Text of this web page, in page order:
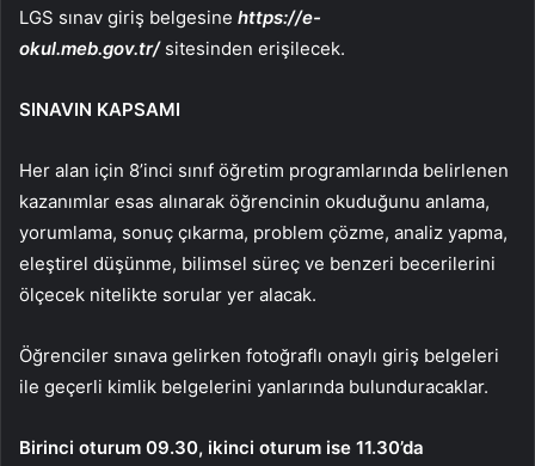
LGS sınav giriş belgesine https://e-
okul.meb.gov.tr/sitesinden erişilecek.
SINAVIN KAPSAMI
Her alan için 8’inci sınıf öğretim programlarında belirlenen
kazanımlar esas alınarak öğrencinin okuduğunu anlama,
yorumlama, sonuç çıkarma, problem çözme, analiz yapma,
eleştirel düşünme, bilimsel süreç ve benzeri becerilerini
ölçecek nitelikte sorular yer alacak.
Öğrenciler sınava gelirken fotoğraflı onaylı giriş belgeleri
ile geçerli kimlik belgelerini yanlarında bulunduracaklar.
Birinci oturum 09.30, ikinci oturum ise 11.30’da